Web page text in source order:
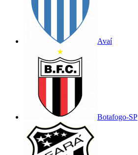
Avaí
Botafogo-SP